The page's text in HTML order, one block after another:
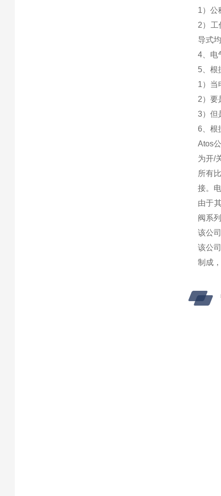
1）公
2）工
导式
4、电
5、根
1）当
2）要
3）但
6、根
Atos
为开/
所有
接。
由于
阀系
该公
该公
制成